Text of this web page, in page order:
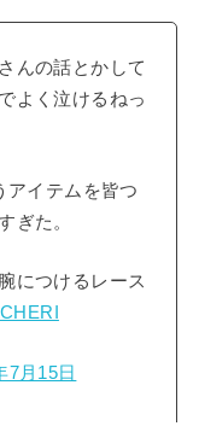
んの話とかして
よく泣けるねっ
アイテムを皆つ
ぎた。
につけるレース
7月15日